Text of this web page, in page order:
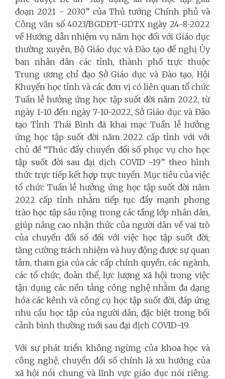
đoạn 2021 - 2030” của Thủ tướng Chính phủ và
Công văn số 4023/BGDĐT-GDTX ngày 24-8-2022
về Hướng dẫn nhiệm vụ năm học đối với Giáo dục
thường xuyên, Bộ Giáo dục và Đào tạo đề nghị Ủy
ban nhân dân các tỉnh, thành phố trực thuộc
Trung ương chỉ đạo Sở Giáo dục và Đào tạo, Hội
Khuyến học tỉnh và các đơn vị có liên quan tổ chức
Tuần lễ hưởng ứng học tập suốt đời năm 2022, từ
ngày 1-10 đến ngày 7-10-2022, Sở Giáo dục và Đào
tạo Tỉnh Thái Bình đã khai mạc Tuần lễ hưởng
ứng học tập suốt đời năm 2022 cấp tỉnh với với
chủ đề “Thúc đẩy chuyển đổi số phục vụ cho học
tập suốt đời sau đại dịch COVID -19” theo hình
thức trực tiếp kết hợp trực tuyến. Mục tiêu của việc
tổ chức Tuần lễ hưởng ứng học tập suốt đời năm
2022 cấp tỉnh nhằm tiếp tục đẩy mạnh phong
trào học tập sâu rộng trong các tầng lớp nhân dân,
giúp nâng cao nhận thức của người dân về vai trò
của chuyển đổi số đối với việc học tập suốt đời;
tăng cường trách nhiệm và huy động được sự quan
tâm, tham gia của các cấp chính quyền, các ngành,
các tổ chức, đoàn thể, lực lượng xã hội trong việc
tận dụng các nền tảng công nghệ nhằm đa dạng
hóa các kênh và công cụ học tập suốt đời, đáp ứng
nhu cầu học tập của người dân; đặc biệt trong bối
cảnh bình thường mới sau đại dịch COVID-19.
Với sự phát triển không ngừng của khoa học và
công nghệ, chuyển đổi số chính là xu hướng của
xã hội nói chung và lĩnh vực giáo dục nói riêng.